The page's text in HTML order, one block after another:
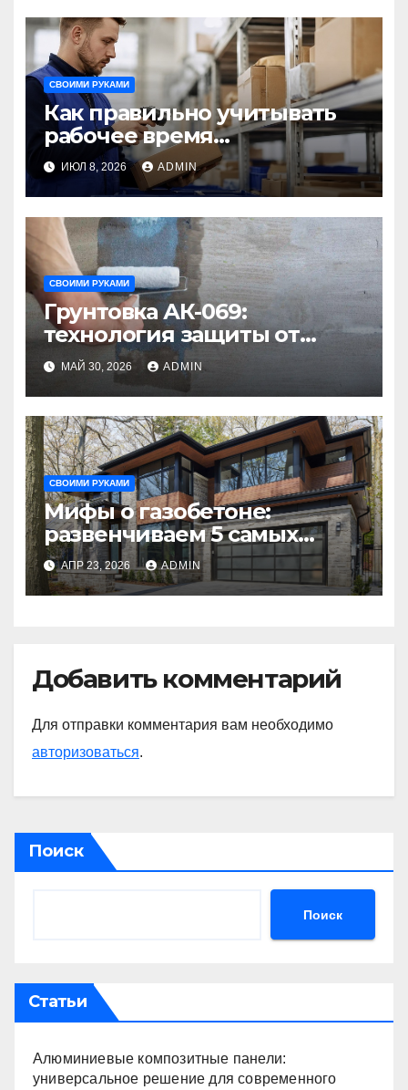
СВОИМИ РУКАМИ
Как правильно учитывать
рабочее время
сотрудников: советы для
бизнеса
ИЮЛ 8, 2026 ADMIN
СВОИМИ РУКАМИ
Грунтовка АК-069:
технология защиты от
коррозии для металла и не
только
МАЙ 30, 2026 ADMIN
СВОИМИ РУКАМИ
Мифы о газобетоне:
развенчиваем 5 самых
распространённых
заблуждений
АПР 23, 2026 ADMIN
Добавить комментарий
Для отправки комментария вам необходимо
авторизоваться.
Поиск
Поиск
Статьи
Алюминиевые композитные панели:
универсальное решение для современного